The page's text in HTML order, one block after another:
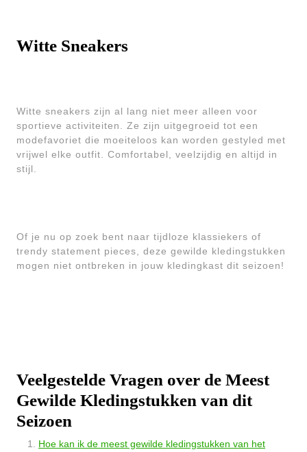
Witte Sneakers
Witte sneakers zijn al lang niet meer alleen voor
sportieve activiteiten. Ze zijn uitgegroeid tot een
modefavoriet die moeiteloos kan worden gestyled met
vrijwel elke outfit. Comfortabel, veelzijdig en altijd in
stijl.
Of je nu op zoek bent naar tijdloze klassiekers of
trendy statement pieces, deze gewilde kledingstukken
mogen niet ontbreken in jouw kledingkast dit seizoen!
Veelgestelde Vragen over de Meest
Gewilde Kledingstukken van dit
Seizoen
Hoe kan ik de meest gewilde kledingstukken van het